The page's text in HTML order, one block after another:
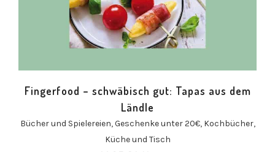
Fingerfood – schwäbisch gut: Tapas aus dem
Ländle
Bücher und Spielereien,Geschenke unter 20€, Kochbücher,
Küche und Tisch